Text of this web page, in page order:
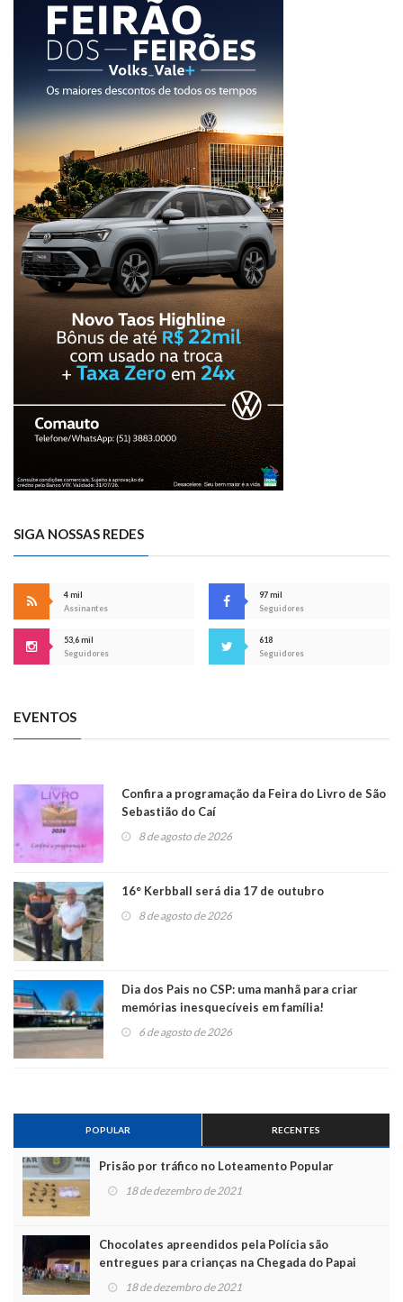
SIGA NOSSAS REDES
4 mil
Assinantes
97 mil
Seguidores
53,6 mil
Seguidores
618
Seguidores
EVENTOS
Confira a programação da Feira do Livro de São
Sebastião do Caí
8 de agosto de 2026
16° Kerbball será dia 17 de outubro
8 de agosto de 2026
Dia dos Pais no CSP: uma manhã para criar
memórias inesquecíveis em família!
6 de agosto de 2026
POPULAR RECENTES
Prisão por tráfico no Loteamento Popular
18 de dezembro de 2021
Chocolates apreendidos pela Polícia são
entregues para crianças na Chegada do Papai
Noel 18 de dezembro de 2021